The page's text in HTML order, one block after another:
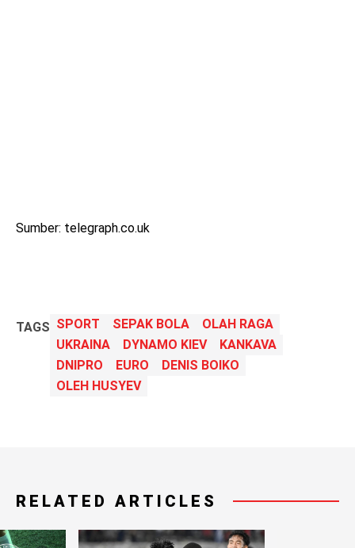
Sumber: telegraph.co.uk
TAGS SPORT SEPAK BOLA
OLAH RAGA
UKRAINA
DYNAMO KIEV
KANKAVA
DNIPRO
EURO
DENIS BOIKO
OLEH HUSYEV
RELATED ARTICLES